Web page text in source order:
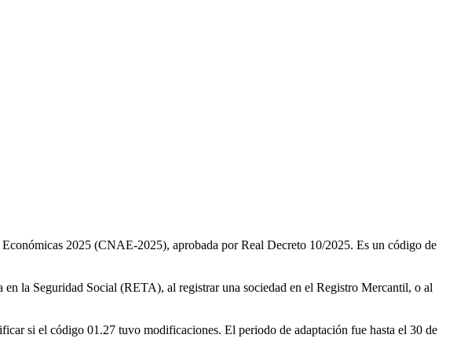
2025 (CNAE-2025), aprobada por Real Decreto 10/2025. Es un código de
la Seguridad Social (RETA), al registrar una sociedad en el Registro Mercantil, o al
si el código 01.27 tuvo modificaciones. El periodo de adaptación fue hasta el 30 de